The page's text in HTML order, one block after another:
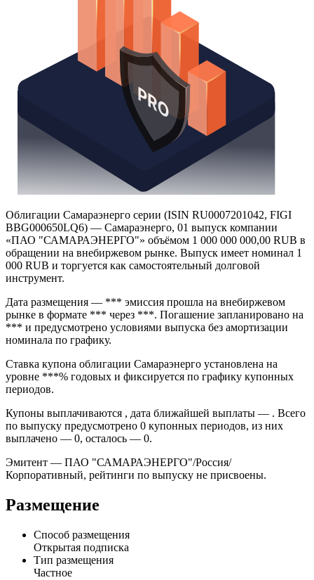
Облигации Самараэнерго серии (ISIN RU0007201042, FIGI
BBG000650LQ6) — Самараэнерго, 01 выпуск компании
«ПАО "САМАРАЭНЕРГО"» объёмом 1 000 000 000,00 RUB в
обращении на внебиржевом рынке. Выпуск имеет номинал 1
000 RUB и торгуется как самостоятельный долговой
инструмент.
Дата размещения — *** эмиссия прошла на внебиржевом
рынке в формате *** через ***. Погашение запланировано на
*** и предусмотрено условиями выпуска без амортизации
номинала по графику.
Ставка купона облигации Самараэнерго установлена на
уровне ***% годовых и фиксируется по графику купонных
периодов.
Купоны выплачиваются , дата ближайшей выплаты — . Всего
по выпуску предусмотрено 0 купонных периодов, из них
выплачено — 0, осталось — 0.
Эмитент — ПАО "САМАРАЭНЕРГО"/Россия/
Корпоративный, рейтинги по выпуску не присвоены.
Размещение
Способ размещения
Открытая подписка
Тип размещения
Частное